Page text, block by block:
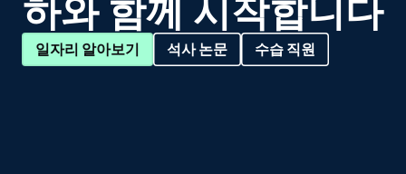
하와 함께 시작합니다
일자리 알아보기 석사 논문 수습 직원